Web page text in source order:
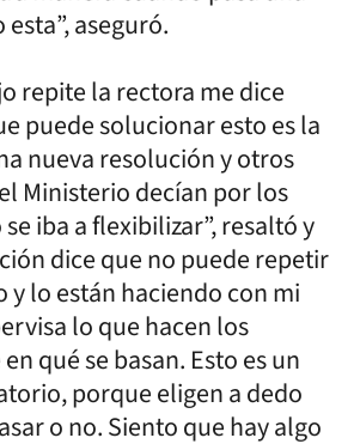
aseguró.
repite la rectora me dice
puede solucionar esto es la
nueva resolución y otros
Ministerio decían por los
iba a flexibilizar”, resaltó y
dice que no puede repetir
lo están haciendo con mi
lo que hacen los
qué se basan. Esto es un
porque eligen a dedo
o no. Siento que hay algo